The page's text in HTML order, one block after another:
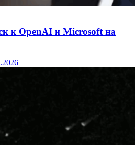
к OpenAI и Microsoft на